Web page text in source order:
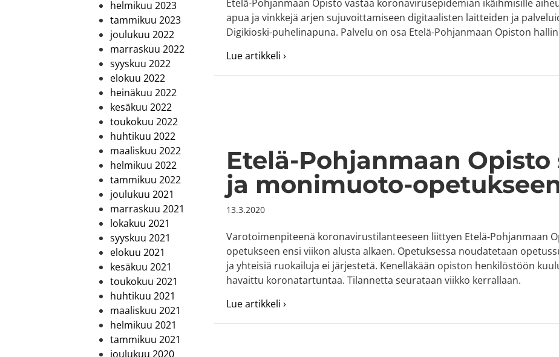
helmikuu 2023
tammikuu 2023
joulukuu 2022
marraskuu 2022
syyskuu 2022
elokuu 2022
heinäkuu 2022
kesäkuu 2022
toukokuu 2022
huhtikuu 2022
maaliskuu 2022
helmikuu 2022
tammikuu 2022
joulukuu 2021
marraskuu 2021
lokakuu 2021
syyskuu 2021
elokuu 2021
kesäkuu 2021
toukokuu 2021
huhtikuu 2021
maaliskuu 2021
helmikuu 2021
tammikuu 2021
joulukuu 2020
Etelä-Pohjanmaan Opisto vastaa koronavirusepidemian ikäihmisille
apua ja vinkkejä arjen sujuvoittamiseen digitaalisten laitteiden ja
Digikioski-puhelinapuna. Palvelu on osa Etelä-Pohjanmaan Opiston
Lue artikkeli ›
Etelä-Pohjanmaan
ja monimuoto-
13.3.2020
Varotoimenpiteenä koronavirustilanteeseen liittyen Etelä-Pohjanmaan
opetukseen ensi viikon alusta alkaen. Opetuksessa noudatetaan
ja yhteisiä ruokailuja ei järjestetä. Kenelläkään opiston henkilöstöön
havaittu koronatartuntaa. Tilannetta seurataan viikko kerrallaan.
Lue artikkeli ›